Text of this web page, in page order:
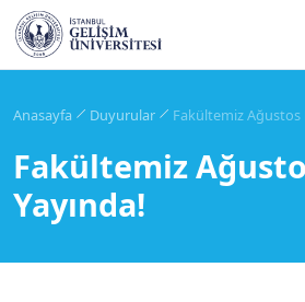
Anasayfa Duyurular Fakültemiz Ağustos
Fakültemiz
Yayında!